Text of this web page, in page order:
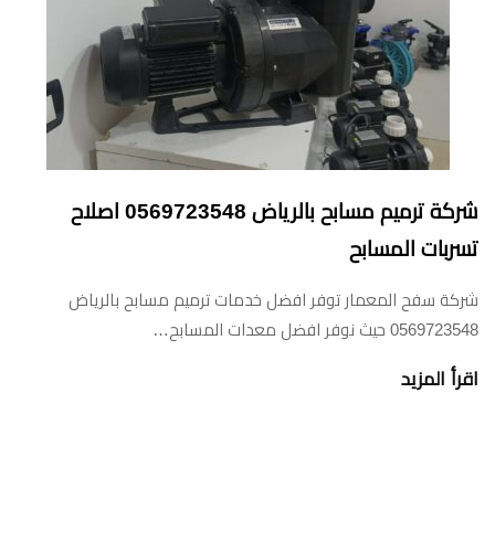
شركة ترميم مسابح بالرياض 0569723548 اصلاح
تسربات المسابح
شركة سفح المعمار توفر افضل خدمات ترميم مسابح بالرياض
0569723548 حيث نوفر افضل معدات المسابح…
اقرأ المزيد